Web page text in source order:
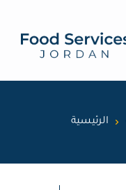
الرئيسية